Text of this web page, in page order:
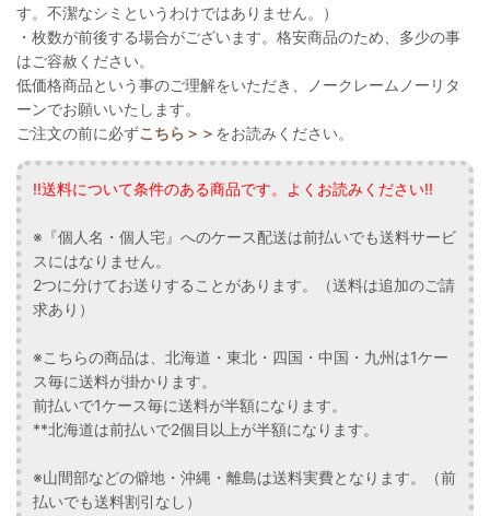
す。不潔なシミというわけではありません。）
・枚数が前後する場合がございます。格安商品のため、多少の事
はご容赦ください。
低価格商品という事のご理解をいただき、ノークレームノーリタ
ーンでお願いいたします。
ご注文の前に必ずこちら＞＞ をお読みください。
!!送料について条件のある商品です。よくお読みください!!
※『個人名・個人宅』へのケース配送は前払いでも送料サービ
スにはなりません。
2つに分けてお送りすることがあります。（送料は追加のご請
求あり）
※こちらの商品は、北海道・東北・四国・中国・九州は1ケー
ス毎に送料が掛かります。
前払いで1ケース毎に送料が半額になります。
**北海道は前払いで2個目以上が半額になります。
※山間部などの僻地・沖縄・離島は送料実費となります。（前
払いでも送料割引なし）